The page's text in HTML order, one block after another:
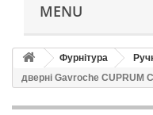
MENU
Фурнітура
дверні Gavroche CUPRUМ